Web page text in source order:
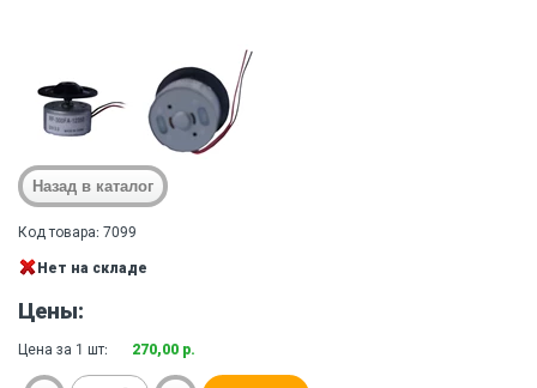
Код товара: 7099
Нет на складе
Цены:
Цена за 1 шт: 270,00 р.